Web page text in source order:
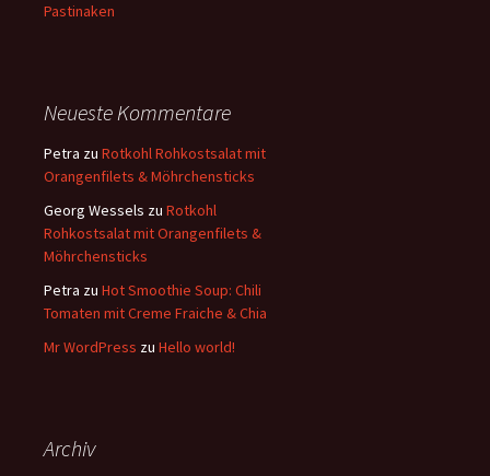
Pastinaken
Neueste Kommentare
Petra zu Rotkohl Rohkostsalat mit
Orangenfilets & Möhrchensticks
Georg Wessels zu Rotkohl
Rohkostsalat mit Orangenfilets &
Möhrchensticks
Petra zu Hot Smoothie Soup: Chili
Tomaten mit Creme Fraiche & Chia
Mr WordPress zu Hello world!
Archiv